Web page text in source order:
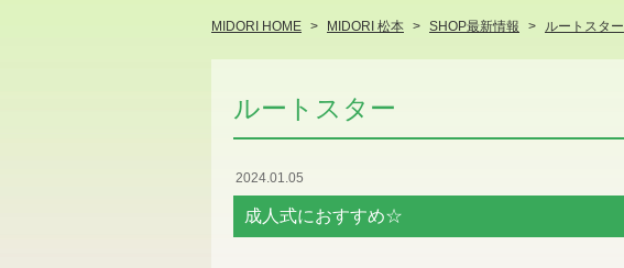
MIDORI HOME MIDORI 松本 SHOP最新情報 ルートスター
ルートスター
2024.01.05
成人式におすすめ☆